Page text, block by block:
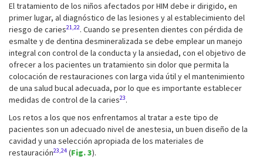
El tratamiento de los niños afectados por HIM debe ir dirigido, en
primer lugar, al diagnóstico de las lesiones y al establecimiento del
riesgo de caries21,22. Cuando se presenten dientes con pérdida de
esmalte y de dentina desmineralizada se debe emplear un manejo
integral con control de la conducta y la ansiedad, con el objetivo de
ofrecer a los pacientes un tratamiento sin dolor que permita la
colocación de restauraciones con larga vida útil y el mantenimiento
de una salud bucal adecuada, por lo que es importante establecer
medidas de control de la caries23.
Los retos a los que nos enfrentamos al tratar a este tipo de
pacientes son un adecuado nivel de anestesia, un buen diseño de la
cavidad y una selección apropiada de los materiales de
restauración23,24 (Fig. 3).